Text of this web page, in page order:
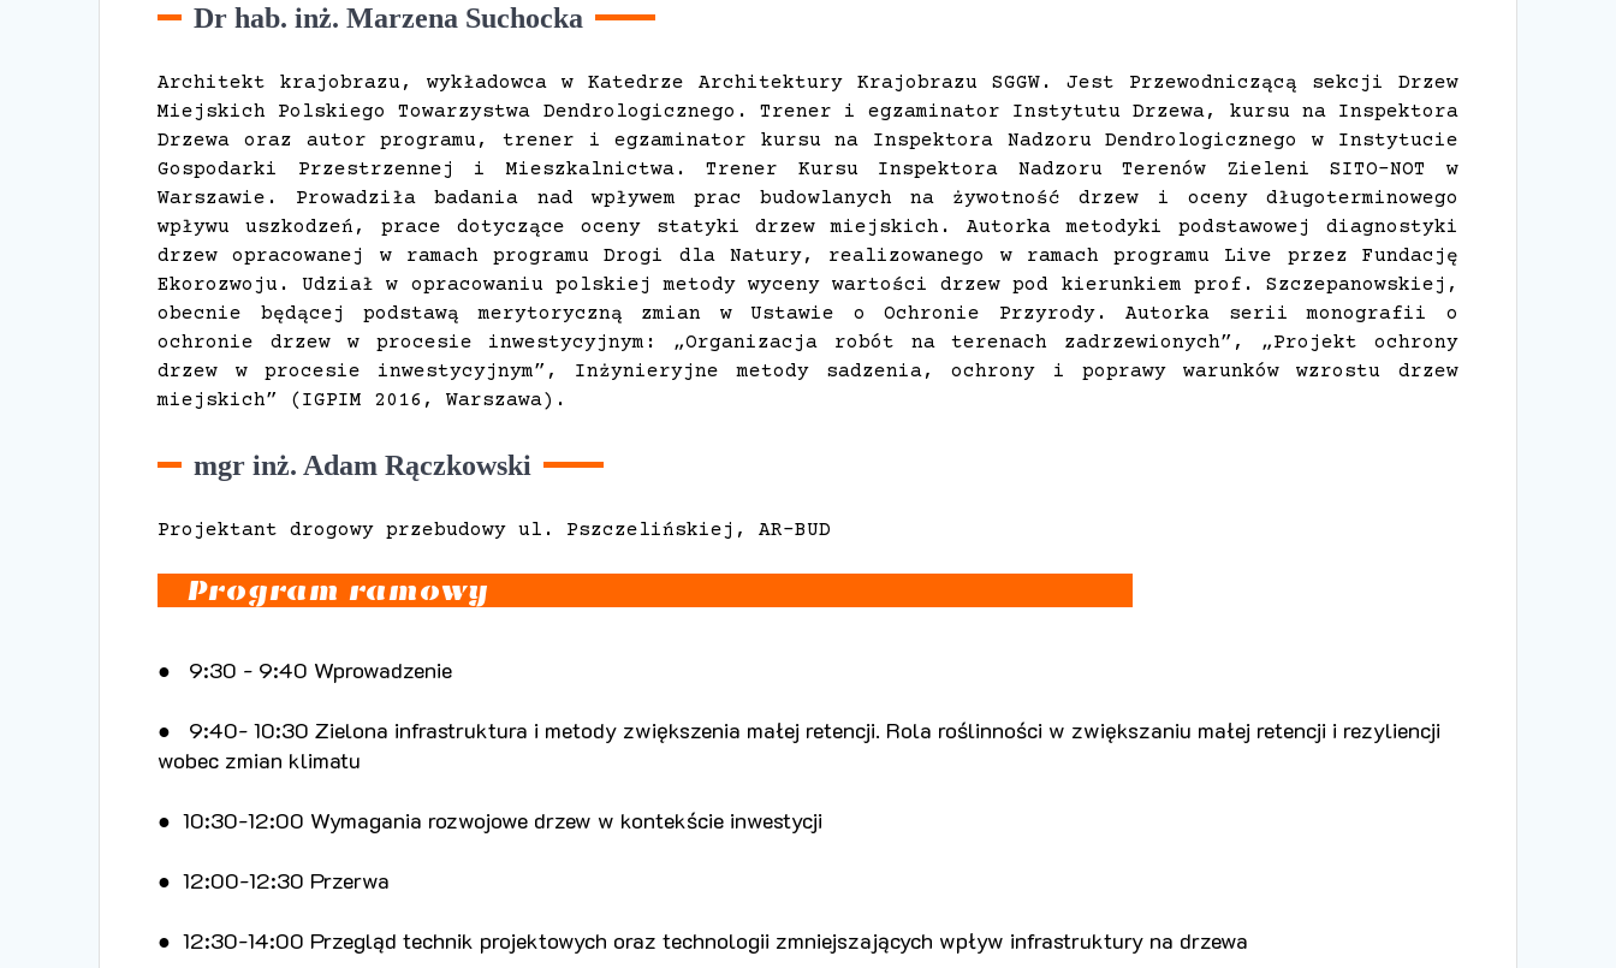
Dr hab. inż. Marzena Suchocka
Architekt krajobrazu, wykładowca w Katedrze Architektury Krajobrazu SGGW. Jest Przewodniczącą sekcji Drzew
Miejskich Polskiego Towarzystwa Dendrologicznego. Trener i egzaminator Instytutu Drzewa, kursu na Inspektora
Drzewa oraz autor programu, trener i egzaminator kursu na Inspektora Nadzoru Dendrologicznego w Instytucie
Gospodarki Przestrzennej i Mieszkalnictwa. Trener Kursu Inspektora Nadzoru Terenów Zieleni SITO-NOT w
Warszawie. Prowadziła badania nad wpływem prac budowlanych na żywotność drzew i oceny długoterminowego
wpływu uszkodzeń, prace dotyczące oceny statyki drzew miejskich. Autorka metodyki podstawowej diagnostyki
drzew opracowanej w ramach programu Drogi dla Natury, realizowanego w ramach programu Live przez Fundację
Ekorozwoju. Udział w opracowaniu polskiej metody wyceny wartości drzew pod kierunkiem prof. Szczepanowskiej,
obecnie będącej podstawą merytoryczną zmian w Ustawie o Ochronie Przyrody. Autorka serii monografii o
ochronie drzew w procesie inwestycyjnym: „Organizacja robót na terenach zadrzewionych”, „Projekt ochrony
drzew w procesie inwestycyjnym”, Inżynieryjne metody sadzenia, ochrony i poprawy warunków wzrostu drzew
miejskich” (IGPIM 2016, Warszawa).
mgr inż. Adam Rączkowski
Projektant drogowy przebudowy ul. Pszczelińskiej, AR-BUD
Program ramowy
● 9:30 - 9:40 Wprowadzenie
● 9:40- 10:30 Zielona infrastruktura i metody zwiększenia małej retencji. Rola roślinności w zwiększaniu małej retencji i rezyliencji
wobec zmian klimatu
● 10:30-12:00 Wymagania rozwojowe drzew w kontekście inwestycji
● 12:00-12:30 Przerwa
● 12:30-14:00 Przegląd technik projektowych oraz technologii zmniejszających wpływ infrastruktury na drzewa